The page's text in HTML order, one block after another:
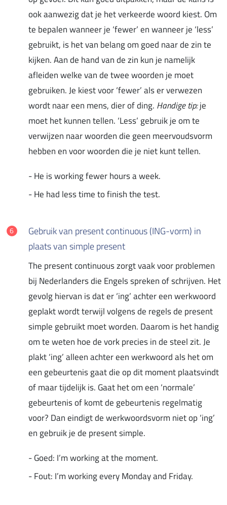
ook aanwezig dat je het verkeerde woord kiest. Om
te bepalen wanneer je ‘fewer’ en wanneer je ‘less’
gebruikt, is het van belang om goed naar de zin te
kijken. Aan de hand van de zin kun je namelijk
afleiden welke van de twee woorden je moet
gebruiken. Je kiest voor ‘fewer’ als er verwezen
wordt naar een mens, dier of ding. Handige tip:je
moet het kunnen tellen. ‘Less’ gebruik je om te
verwijzen naar woorden die geen meervoudsvorm
hebben en voor woorden die je niet kunt tellen.
- He is working fewer hours a week.
- He had less time to finish the test.
Gebruik van present continuous (ING-vorm) in
plaats van simple present
The present continuous zorgt vaak voor problemen
bij Nederlanders die Engels spreken of schrijven. Het
gevolg hiervan is dat er ‘ing’ achter een werkwoord
geplakt wordt terwijl volgens de regels de present
simple gebruikt moet worden. Daarom is het handig
om te weten hoe de vork precies in de steel zit. Je
plakt ‘ing’ alleen achter een werkwoord als het om
een gebeurtenis gaat die op dit moment plaatsvindt
of maar tijdelijk is. Gaat het om een ‘normale’
gebeurtenis of komt de gebeurtenis regelmatig
voor? Dan eindigt de werkwoordsvorm niet op ‘ing’
en gebruik je de present simple.
- Goed: I’m working at the moment.
- Fout: I’m working every Monday and Friday.